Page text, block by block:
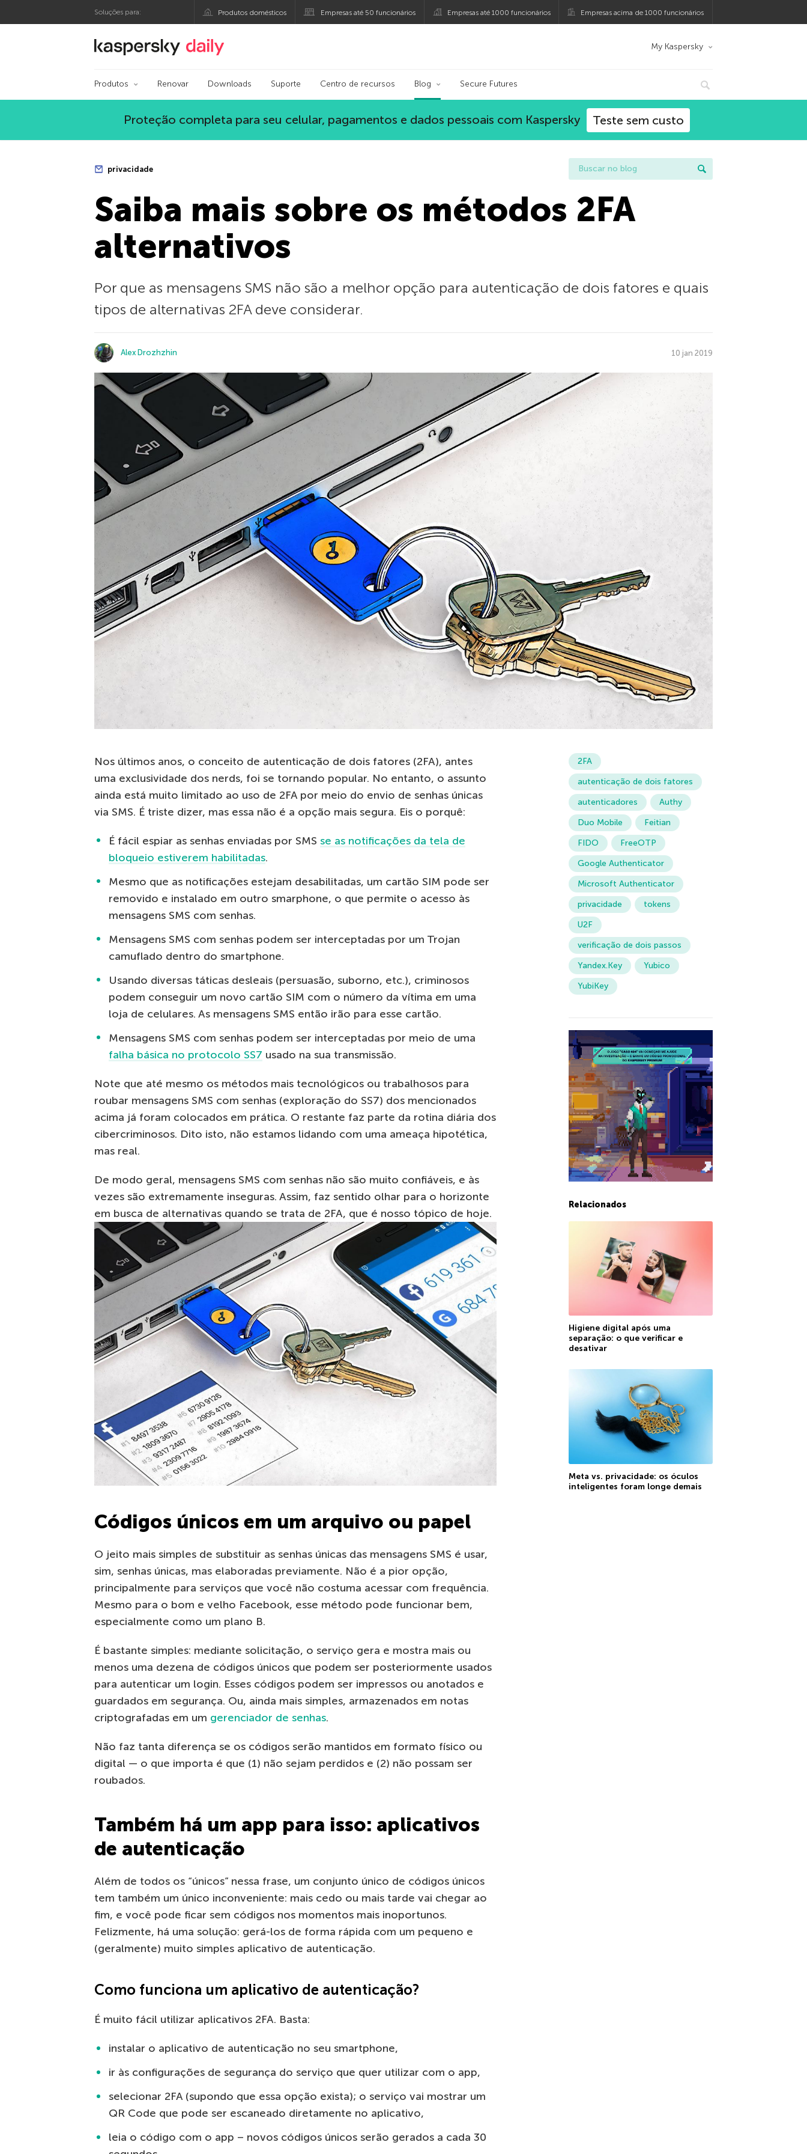
Soluções para: Produtos domésticos Empresas até 50 funcionários Empresas até 1000 funcionários Empresas acima de 1000 funcionários
Blog oficial da Kaspersky My Kaspersky
Produtos Renovar Downloads Suporte Centro de recursos Blog Secure Futures
Proteção completa para seu celular, pagamentos e dados pessoais com Kaspersky Teste sem custo
privacidade
Saiba mais sobre os métodos 2FA
alternativos
Por que as mensagens SMS não são a melhor opção para autenticação de dois fatores e quais
tipos de alternativas 2FA deve considerar.
Alex Drozhzhin 10 jan 2019
Nos últimos anos, o conceito de autenticação de dois fatores (2FA), antes
uma exclusividade dos nerds, foi se tornando popular. No entanto, o assunto
ainda está muito limitado ao uso de 2FA por meio do envio de senhas únicas
via SMS. É triste dizer, mas essa não é a opção mais segura. Eis o porquê:
É fácil espiar as senhas enviadas por SMS se as notificações da tela de
bloqueio estiverem habilitadas.
Mesmo que as notificações estejam desabilitadas, um cartão SIM pode ser
removido e instalado em outro smarphone, o que permite o acesso às
mensagens SMS com senhas.
Mensagens SMS com senhas podem ser interceptadas por um Trojan
camuflado dentro do smartphone.
Usando diversas táticas desleais (persuasão, suborno, etc.), criminosos
podem conseguir um novo cartão SIM com o número da vítima em uma
loja de celulares. As mensagens SMS então irão para esse cartão.
Mensagens SMS com senhas podem ser interceptadas por meio de uma
falha básica no protocolo SS7 usado na sua transmissão.
Note que até mesmo os métodos mais tecnológicos ou trabalhosos para
roubar mensagens SMS com senhas (exploração do SS7) dos mencionados
acima já foram colocados em prática. O restante faz parte da rotina diária dos
cibercriminosos. Dito isto, não estamos lidando com uma ameaça hipotética,
mas real.
De modo geral, mensagens SMS com senhas não são muito confiáveis, e às
vezes são extremamente inseguras. Assim, faz sentido olhar para o horizonte
em busca de alternativas quando se trata de 2FA, que é nosso tópico de hoje.
Códigos únicos em um arquivo ou papel
O jeito mais simples de substituir as senhas únicas das mensagens SMS é usar,
sim, senhas únicas, mas elaboradas previamente. Não é a pior opção,
principalmente para serviços que você não costuma acessar com frequência.
Mesmo para o bom e velho Facebook, esse método pode funcionar bem,
especialmente como um plano B.
É bastante simples: mediante solicitação, o serviço gera e mostra mais ou
menos uma dezena de códigos únicos que podem ser posteriormente usados
para autenticar um login. Esses códigos podem ser impressos ou anotados e
guardados em segurança. Ou, ainda mais simples, armazenados em notas
criptografadas em um gerenciador de senhas.
Não faz tanta diferença se os códigos serão mantidos em formato físico ou
digital — o que importa é que (1) não sejam perdidos e (2) não possam ser
roubados.
Também há um app para isso: aplicativos
de autenticação
Além de todos os “únicos” nessa frase, um conjunto único de códigos únicos
tem também um único inconveniente: mais cedo ou mais tarde vai chegar ao
fim, e você pode ficar sem códigos nos momentos mais inoportunos.
Felizmente, há uma solução: gerá-los de forma rápida com um pequeno e
(geralmente) muito simples aplicativo de autenticação.
Como funciona um aplicativo de autenticação?
É muito fácil utilizar aplicativos 2FA. Basta:
instalar o aplicativo de autenticação no seu smartphone,
ir às configurações de segurança do serviço que quer utilizar com o app,
selecionar 2FA (supondo que essa opção exista); o serviço vai mostrar um
QR Code que pode ser escaneado diretamente no aplicativo,
leia o código com o app – novos códigos únicos serão gerados a cada 30
2FA
autenticação de dois fatores
autenticadores
Authy
Duo Mobile
Feitian
FIDO
FreeOTP
Google Authenticator
Microsoft Authenticator
privacidade
tokens
U2F
verificação de dois passos
Yandex.Key
Yubico
YubiKey
Relacionados
Higiene digital após uma
separação: o que verificar e
desativar
Meta vs. privacidade: os óculos
inteligentes foram longe demais